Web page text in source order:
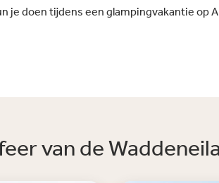
je doen tijdens een glampingvakantie op
van de